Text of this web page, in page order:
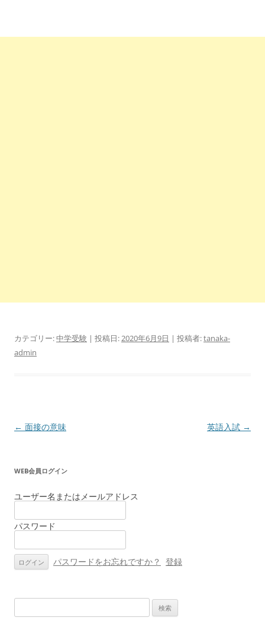
カテゴリー:中学受験 | 投稿日:2020年6月9日 | 投稿者:tanaka-
admin
投
ビ
ゲ
シ
ン
← 面接の意味 英語入試 →
WEB会員ログイン
ユーザー名またはメールアドレス
パスワード
パスワードをお忘れですか？ 登録
索: